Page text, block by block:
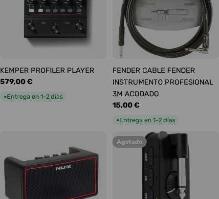
KEMPER PROFILER PLAYER
Precio
habitual
579,00 €
●Entrega en 1-2 días
FENDER CABLE FENDER
INSTRUMENTO PROFESIONAL
3M ACODADO
Precio
habitual
15,00 €
●Entrega en 1-2 días
Agotado